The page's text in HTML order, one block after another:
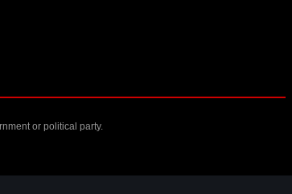
or political party.